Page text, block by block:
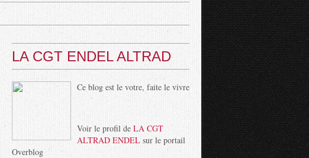
LA CGT ENDEL ALTRAD
Ce blog est le votre, faite le vivre
Voir le profil de LA CGT
ALTRAD ENDEL sur le portail
Overblog